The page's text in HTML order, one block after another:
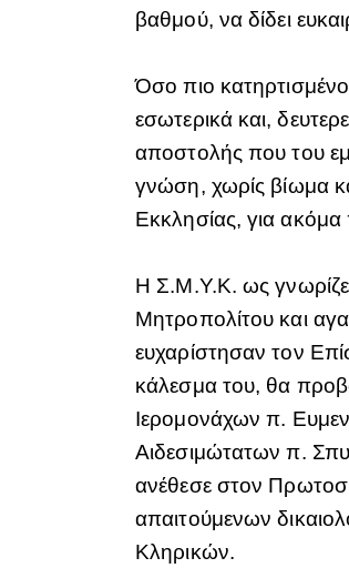
βαθμού, να δίδει
Όσο πιο
εσωτερικά και,
αποστολής που του
γνώση, χωρίς βίωμα
Εκκλησίας, για ακόμα
Η Σ.Μ.Υ.Κ. ως
Μητροπολίτου και
ευχαρίστησαν τον
κάλεσμα του, θα
Ιερομονάχων π.
Αιδεσιμώτατων π.
ανέθεσε στον
απαιτούμενων
Κληρικών.